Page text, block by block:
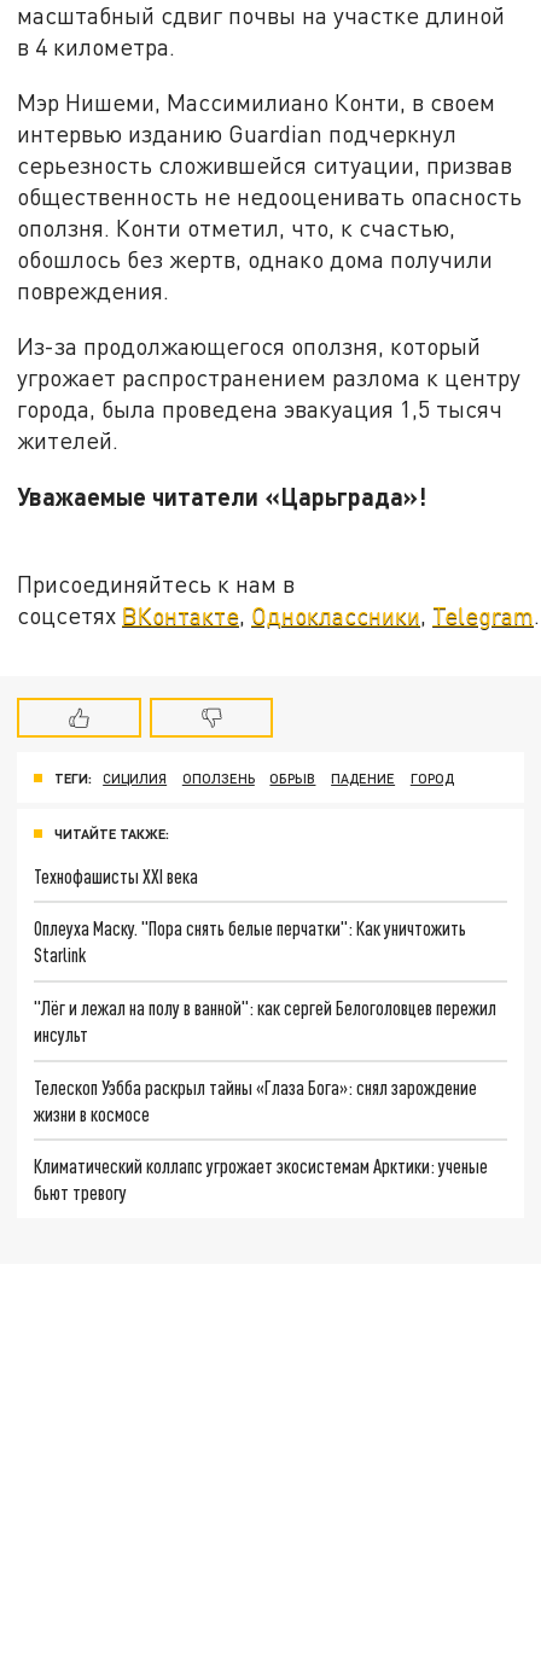
масштабный сдвиг почвы на участке длиной
в 4 километра.
Мэр Нишеми, Массимилиано Конти, в своем
интервью изданию Guardian подчеркнул
серьезность сложившейся ситуации, призвав
общественность не недооценивать опасность
оползня. Конти отметил, что, к счастью,
обошлось без жертв, однако дома получили
повреждения.
Из-за продолжающегося оползня, который
угрожает распространением разлома к центру
города, была проведена эвакуация 1,5 тысяч
жителей.
Уважаемые читатели «Царьграда»!
Присоединяйтесь к нам в
соцсетях ВКонтакте, Одноклассники, Telegram.
ТЕГИ: СИЦИЛИЯ ОПОЛЗЕНЬ ОБРЫВ ПАДЕНИЕ ГОРОД
ЧИТАЙТЕ ТАКЖЕ:
Технофашисты XXI века
Оплеуха Маску. "Пора снять белые перчатки": Как уничтожить
Starlink
"Лёг и лежал на полу в ванной": как сергей Белоголовцев пережил
инсульт
Телескоп Уэбба раскрыл тайны «Глаза Бога»: снял зарождение
жизни в космосе
Климатический коллапс угрожает экосистемам Арктики: ученые
бьют тревогу